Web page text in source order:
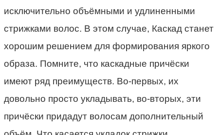
исключительно объёмными и удлиненными
стрижками волос. В этом случае, Каскад станет
хорошим решением для формирования яркого
образа. Помните, что каскадные причёски
имеют ряд преимуществ. Во-первых, их
довольно просто укладывать, во-вторых, эти
причёски придадут волосам дополнительный